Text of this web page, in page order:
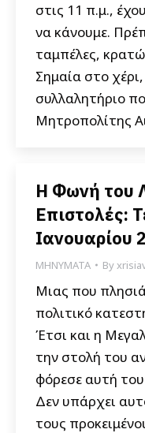
στις 11 π.μ.,
να κάνουμε.
ταμπέλες,
Σημαία στο
συλλαλητήριο
Μητροπολίτης
Η Φωνή του
Επιστολές:
Ιανουαρίου
ΜΗΝΥΜΑΤΑ By
Μιας που
πολιτικό
Έτσι και η
την στολή του
φόρεσε αυτή
Δεν υπάρχει
τους